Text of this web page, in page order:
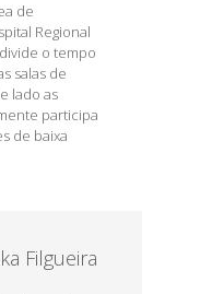
de
Regional
o tempo
salas de
lado as
participa
de baixa
Filgueira